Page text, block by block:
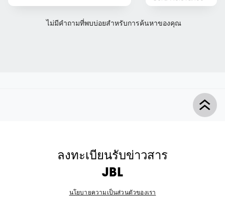
ไม่มีคำถามที่พบบ่อยสำหรับการค้นหาของคุณ
ลงทะเบียนรับข่าวสาร
JBL
นโยบายความเป็นส่วนตัวของเรา